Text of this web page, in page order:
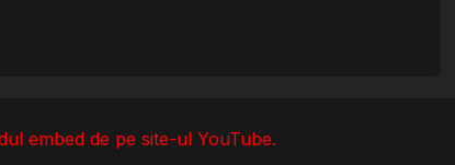
embed de pe site-ul YouTube.